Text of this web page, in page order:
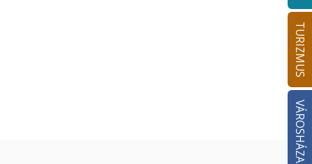
TURIZMUS
VÁROSHÁZA